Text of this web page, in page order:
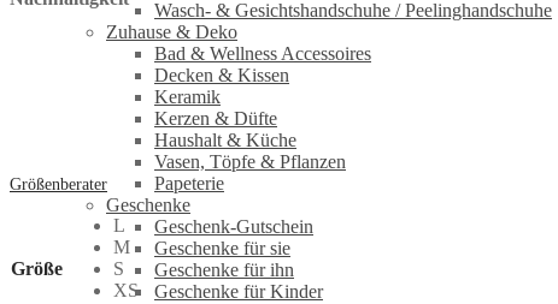
Wasch‑ & Gesichtshandschuhe / Peelinghandschuhe
Zuhause & Deko
Bad & Wellness Accessoires
Decken & Kissen
Keramik
Kerzen & Düfte
Haushalt & Küche
Vasen, Töpfe & Pflanzen
Papeterie
Geschenke
Geschenk-Gutschein
Geschenke für sie
Geschenke für ihn
Geschenke für Kinder
Größenberater
Größe
L
M
S
XS